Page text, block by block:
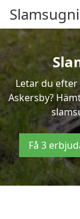
Letar du
Askersby?
Få 3